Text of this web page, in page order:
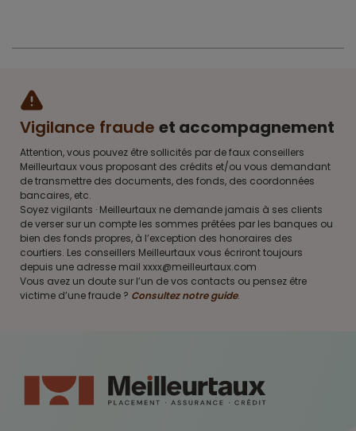
Vigilance fraude et accompagnement
Attention, vous pouvez être sollicités par de faux conseillers
Meilleurtaux vous proposant des crédits et/ou vous demandant
de transmettre des documents, des fonds, des coordonnées
bancaires, etc.
Soyez vigilants · Meilleurtaux ne demande jamais à ses clients
de verser sur un compte les sommes prêtées par les banques ou
bien des fonds propres, à l’exception des honoraires des
courtiers. Les conseillers Meilleurtaux vous écriront toujours
depuis une adresse mail xxxx@meilleurtaux.com
Vous avez un doute sur l’un de vos contacts ou pensez être
victime d’une fraude ? Consultez notre guide.